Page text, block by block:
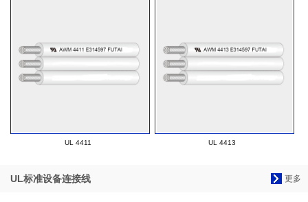
UL 4411 UL 4413
更多
UL标准设备连接线